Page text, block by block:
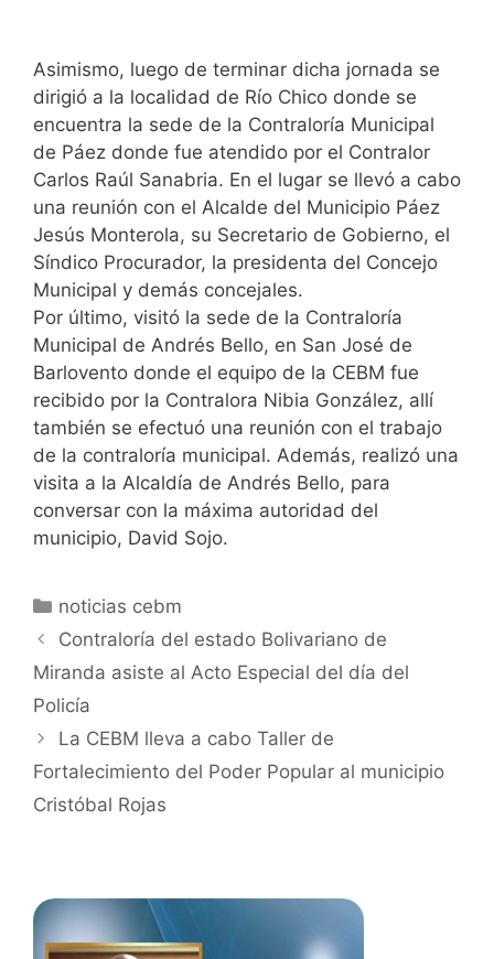
Asimismo, luego de terminar dicha jornada se
dirigió a la localidad de Río Chico donde se
encuentra la sede de la Contraloría Municipal
de Páez donde fue atendido por el Contralor
Carlos Raúl Sanabria. En el lugar se llevó a cabo
una reunión con el Alcalde del Municipio Páez
Jesús Monterola, su Secretario de Gobierno, el
Síndico Procurador, la presidenta del Concejo
Municipal y demás concejales.
Por último, visitó la sede de la Contraloría
Municipal de Andrés Bello, en San José de
Barlovento donde el equipo de la CEBM fue
recibido por la Contralora Nibia González, allí
también se efectuó una reunión con el trabajo
de la contraloría municipal. Además, realizó una
visita a la Alcaldía de Andrés Bello, para
conversar con la máxima autoridad del
municipio, David Sojo.
noticias cebm
Contraloría del estado Bolivariano de
Miranda asiste al Acto Especial del día del
Policía
La CEBM lleva a cabo Taller de
Fortalecimiento del Poder Popular al municipio
Cristóbal Rojas